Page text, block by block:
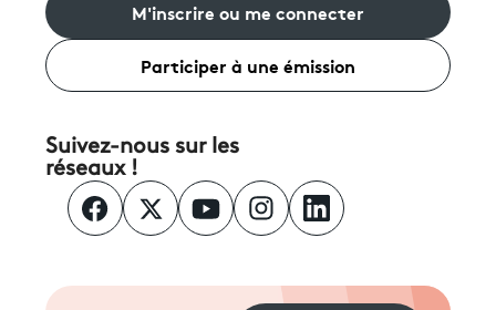
M'inscrire ou me connecter
Participer à une émission
Suivez-nous sur les
réseaux !